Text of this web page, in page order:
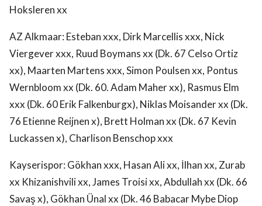
Hoksleren xx
AZ Alkmaar: Esteban xxx, Dirk Marcellis xxx, Nick
Viergever xxx, Ruud Boymans xx (Dk. 67 Celso Ortiz
xx), Maarten Martens xxx, Simon Poulsen xx, Pontus
Wernbloom xx (Dk. 60. Adam Maher xx), Rasmus Elm
xxx (Dk. 60 Erik Falkenburgx), Niklas Moisander xx (Dk.
76 Etienne Reijnen x), Brett Holman xx (Dk. 67 Kevin
Luckassen x), Charlison Benschop xxx
Kayserispor: Gökhan xxx, Hasan Ali xx, İlhan xx, Zurab
xx Khizanishvili xx, James Troisi xx, Abdullah xx (Dk. 66
Savaş x), Gökhan Ünal xx (Dk. 46 Babacar Mybe Diop